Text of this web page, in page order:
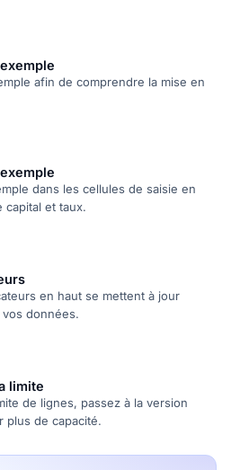
afin de comprendre la mise en
dans les cellules de saisie en
capital et taux.
en haut se mettent à jour
données.
limite
de lignes, passez à la version
plus de capacité.